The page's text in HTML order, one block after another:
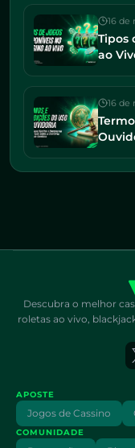
16 de
Tipos
ao
16 de
Descubra o melhor
roletas ao vivo,
APOSTE
Jogos de Cassino
COMUNIDADE